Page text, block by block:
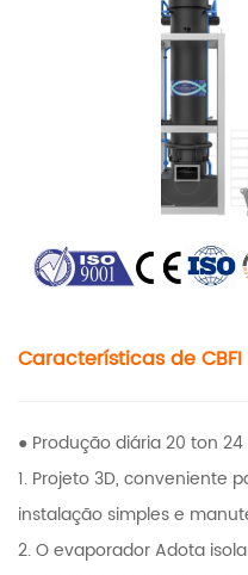
Características de CBFI
● Produção diária 20 ton 24
1. Projeto 3D, conveniente
instalação simples e
2. O evaporador Adota